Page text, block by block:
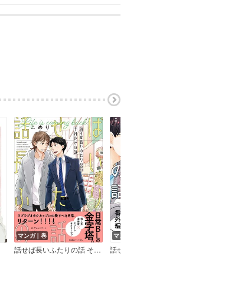
マンガ｜巻
話せば長いふたりの話 それだけの話【ペーパー付】【電子限定ペーパー付】
マンガ｜話